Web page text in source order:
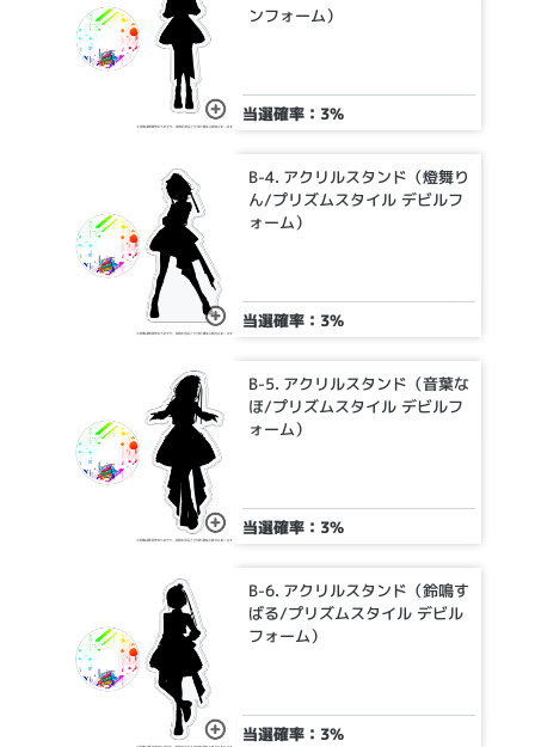
当選確率：3%
ンフォーム）
当選確率：3%
B-4. アクリルスタンド（燈舞り
ん/プリズムスタイル デビルフ
ォーム）
当選確率：3%
B-5. アクリルスタンド（音葉な
ほ/プリズムスタイル デビルフ
ォーム）
当選確率：3%
B-6. アクリルスタンド（鈴鳴す
ばる/プリズムスタイル デビル
フォーム）